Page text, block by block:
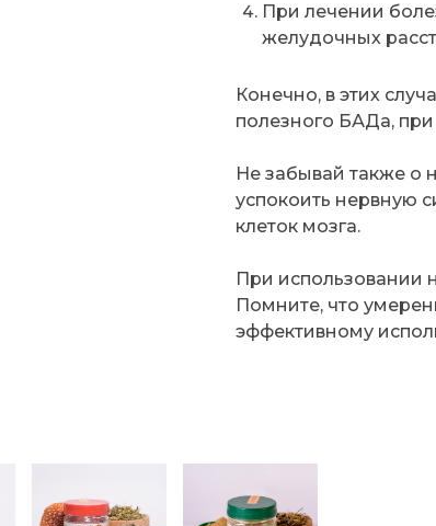
При лечении
желудочных
Конечно, в этих
полезного БАДа,
Не забывай также о
успокоить нервную
клеток мозга.
При использовании
Помните, что
эффективному